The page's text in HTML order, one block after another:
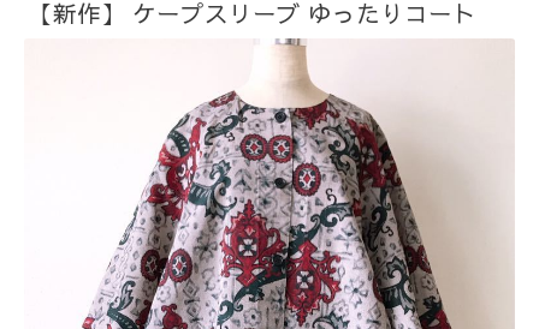
【新作】 ケープスリーブ ゆったりコート